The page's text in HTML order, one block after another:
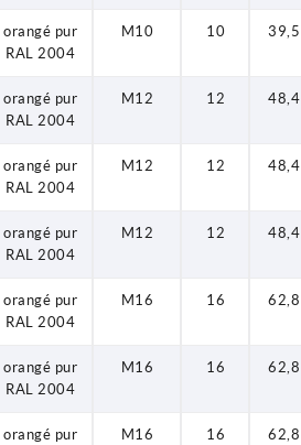
orangé pur
RAL 2004
M10 10 39,5
orangé pur
RAL 2004
M12 12 48,4
orangé pur
RAL 2004
M12 12 48,4
orangé pur
RAL 2004
M12 12 48,4
orangé pur
RAL 2004
M16 16 62,8
orangé pur
RAL 2004
M16 16 62,8
orangé pur
M16 16 62,8